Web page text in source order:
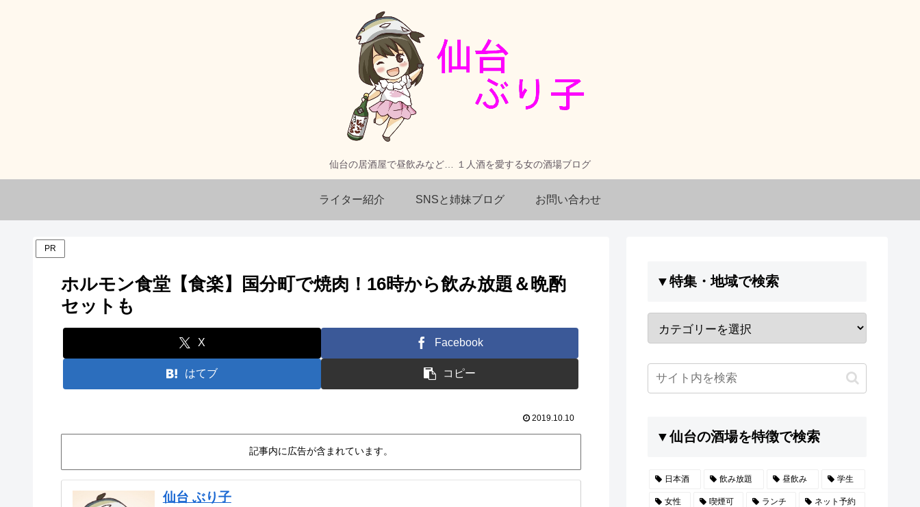
仙台の居酒屋で昼飲みなど… １人酒を愛する女の酒場ブログ
ライター紹介 SNSと姉妹ブログ お問い合わせ
PR
ホルモン食堂【食楽】国分町で焼肉！16時から飲み放題＆晩酌
セットも
X Facebook
はてブ コピー
2019.10.10
記事内に広告が含まれています。
仙台 ぶり子
▼特集・地域で検索
▼仙台の酒場を特徴で検索
日本酒 飲み放題 昼飲み 学生
女性 喫煙可 ランチ ネット予約